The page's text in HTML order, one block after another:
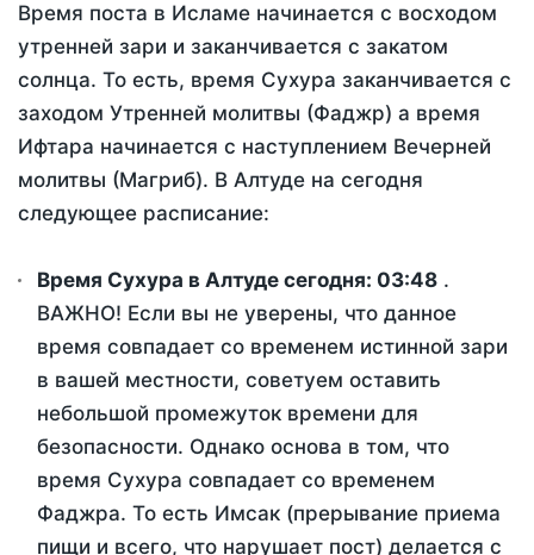
Время поста в Исламе начинается с восходом
утренней зари и заканчивается с закатом
солнца. То есть, время Сухура заканчивается с
заходом Утренней молитвы (Фаджр) а время
Ифтара начинается с наступлением Вечерней
молитвы (Магриб). В Алтуде на сегодня
следующее расписание:
Время Сухура в Алтуде сегодня: 03:48 .
ВАЖНО! Если вы не уверены, что данное
время совпадает со временем истинной зари
в вашей местности, советуем оставить
небольшой промежуток времени для
безопасности. Однако основа в том, что
время Сухура совпадает со временем
Фаджра. То есть Имсак (прерывание приема
пищи и всего, что нарушает пост) делается с